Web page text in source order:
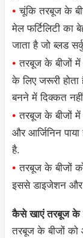
• चूंकि तरबूज के
मेल फर्टिलिटी का
जाता है जो ब्लड
• तरबूज के बीजों में
के लिए जरूरी होता
बनने में दिक्कत नहीं
• तरबूज के बीजों में
और आर्जिनिन
है.
• तरबूज के बीजों
इससे डाइजेशन और
कैसे खाएं तरबूज के
तरबूज के बीजों